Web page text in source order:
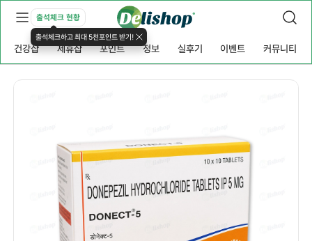
출석체크 현황
출석체크하고 최대 5천포인트 받기!
건강샵 제휴샵 포인트 정보 실후기 이벤트 커뮤니티